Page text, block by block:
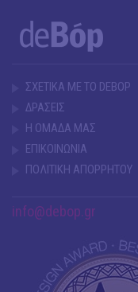
ΣΧΕΤΙΚΑ ΜΕ ΤΟ DEBOP
ΔΡΑΣΕΙΣ
Η ΟΜΑΔΑ ΜΑΣ
ΕΠΙΚΟΙΝΩΝΙΑ
ΠΟΛΙΤΙΚΗ ΑΠΟΡΡΗΤΟΥ
info@debop.gr